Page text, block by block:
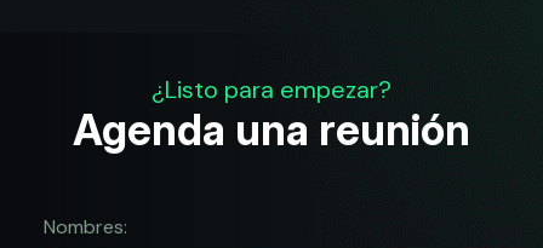
¿Listo para empezar?
Agenda una reunión
Nombres: